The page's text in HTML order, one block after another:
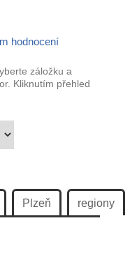
hodnocení
záložku a
Kliknutím přehled
Plzeň regiony